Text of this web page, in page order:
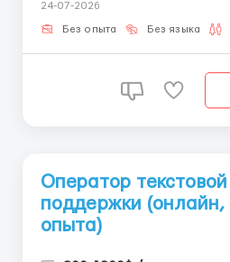
ноутбук — Володіння
Бажання зароблят...
24-07-2026
Без опыта Без языка
Оператор текстовой
поддержки (онлайн,
опыта)